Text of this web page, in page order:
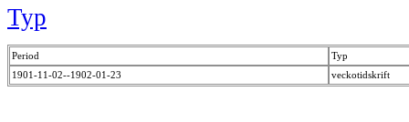
Typ
Period
Typ
1901-11-02--1902-01-23
veckotidskrift